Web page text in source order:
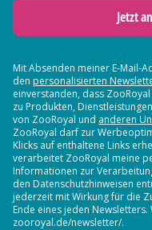
Jetzt
Mit Absenden meiner E-Mail-
den personalisierten
einverstanden, dass
zu Produkten,
von ZooRoyal und anderen
ZooRoyal darf zur
Klicks auf enthaltene Links
verarbeitet ZooRoyal meine
Informationen zur
den Datenschutzhinweisen
jederzeit mit Wirkung für die
Ende eines jeden
zooroyal.de/newsletter/.